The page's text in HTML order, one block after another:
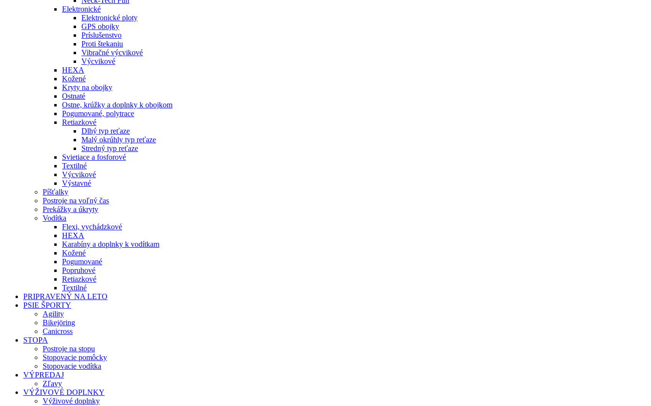
Elektronické
Elektronické ploty
GPS obojky
Príslušenstvo
Proti štekaniu
Vibračné výcvikové
Výcvikové
HEXA
Kožené
Kryty na obojky
Ostnaté
Ostne, krúžky a doplnky k obojkom
Pogumované, polytrace
Retiazkové
Dlhý typ reťaze
Malý okrúhly typ reťaze
Stredný typ reťaze
Svietiace a fosforové
Textilné
Výcvikové
Výstavné
Píšťalky
Postroje na voľný čas
Prekážky a úkryty
Vodítka
Flexi, vychádzkové
HEXA
Karabíny a doplnky k vodítkam
Kožené
Pogumované
Popruhové
Retiazkové
Textilné
PRIPRAVENÝ NA LETO
PSIE ŠPORTY
Agility
Bikejöring
Canicross
STOPA
Postroje na stopu
Stopovacie pomôcky
Stopovacie vodítka
VÝPREDAJ
Zľavy
VÝŽIVOVÉ DOPLNKY
Výživové doplnky